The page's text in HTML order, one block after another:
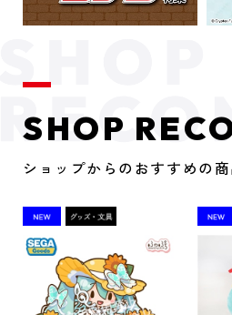
SHOP
ショップからのおすすめの商